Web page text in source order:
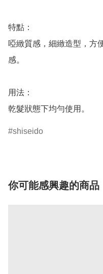
特點：
啞緻質感，細緻造型，方
感。
用法：
shiseido
你可能感興趣的商品